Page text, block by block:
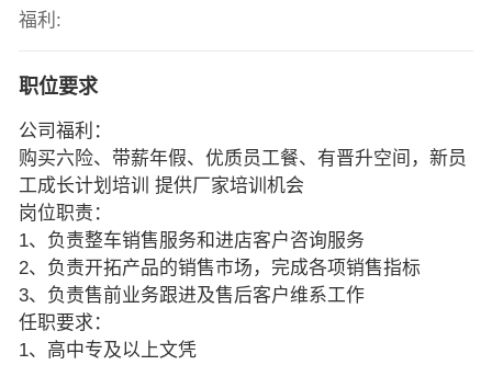
福利:
职位要求
公司福利：
购买六险、带薪年假、优质员工餐、有晋升空间，新员
工成长计划培训 提供厂家培训机会
岗位职责：
1、负责整车销售服务和进店客户咨询服务
2、负责开拓产品的销售市场，完成各项销售指标
3、负责售前业务跟进及售后客户维系工作
任职要求：
1、高中专及以上文凭